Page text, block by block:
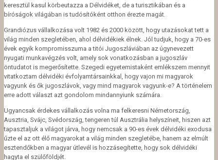
keresztül kasul körbeutazza a Délvidéket, de a turisztikában és a
bíróságok világában is tudósítóként otthon érezte magát.
Grandiózus vállalkozása volt 1982 és 2000 között, hogy utazásokat tett a
világ minden szegletében, ahol délvidékiek élnek. Jól tudjuk, hogy a 70-es
évek egyik kompromisszuma a titói Jugoszláviában az úgynevezett
nyugati munkavégzés volt, amely sok vonatkozásban a jugoszláv
öntudatot is megerősítette. Szegedi egyetemistaként emlékszem mennyit
vitatkoztam délvidéki évfolyamtársainkkal, hogy vajon mi magyarok
vagyunk és ők jugoszlávok, vagy mind magyarok vagyunk-e? A történelem
erre adott választ azt gondolom mindannyiunk számára.
Ugyancsak érdekes vállalkozás volna ma felkeresni Németország,
Ausztria, Svájc, Svédország, tengeren túl Ausztrália helyszíneit, hiszen azt
tapasztaljuk a világot járva, hogy nemcsak a 90-es évek délvidéki exodusa
űzte el az ott élő magyarokat a világ minden szegletébe, hanem az elmúlt
esztendőkben a magyar útlevél is hozzásegítette, hogy sok délvidéki
hagyta el szülőföldjét.